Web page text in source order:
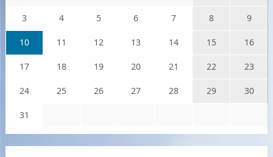
3 4 5 6 7 8 9
10 11 12 13 14 15 16
17 18 19 20 21 22 23
24 25 26 27 28 29 30
31